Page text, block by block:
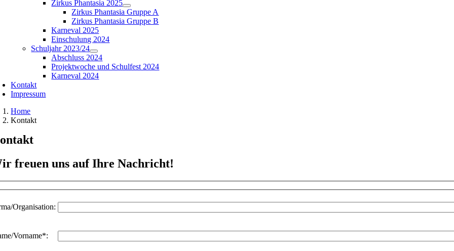
Zirkus Phantasia 2025
Zirkus Phantasia Gruppe A
Zirkus Phantasia Gruppe B
Karneval 2025
Einschulung 2024
Schuljahr 2023/24
Abschluss 2024
Projektwoche und Schulfest 2024
Karneval 2024
Kontakt
Impressum
Home
Kontakt
freuen uns auf Ihre Nachricht!
Organisation:
Vorname*: